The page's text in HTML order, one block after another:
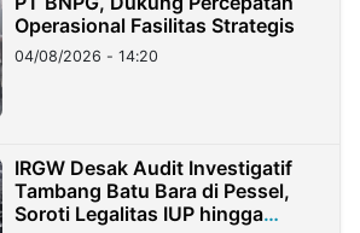
Operasional Fasilitas Strategis
04/08/2026 - 14:20
IRGW Desak Audit Investigatif
Tambang Batu Bara di Pessel,
Soroti Legalitas IUP hingga